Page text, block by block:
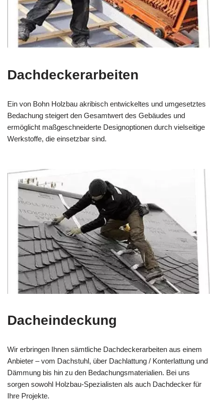
Dachdeckerarbeiten
Ein von Bohn Holzbau akribisch entwickeltes und umgesetztes
Bedachung steigert den Gesamtwert des Gebäudes und
ermöglicht maßgeschneiderte Designoptionen durch vielseitige
Werkstoffe, die einsetzbar sind.
Dacheindeckung
Wir erbringen Ihnen sämtliche Dachdeckerarbeiten aus einem
Anbieter – vom Dachstuhl, über Dachlattung / Konterlattung und
Dämmung bis hin zu den Bedachungsmaterialien. Bei uns
sorgen sowohl Holzbau-Spezialisten als auch Dachdecker für
Ihre Projekte.